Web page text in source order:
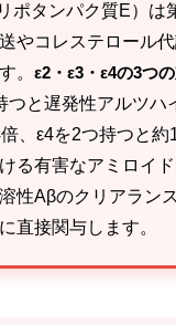
ポタンパク質E）は
やコレステロール
。 ε2・ε3・ε4の3つ
つと遅発性アルツハ
、ε4を2つ持つと約
る有害なアミロイ
性Aβのクリアラン
直接関与します。